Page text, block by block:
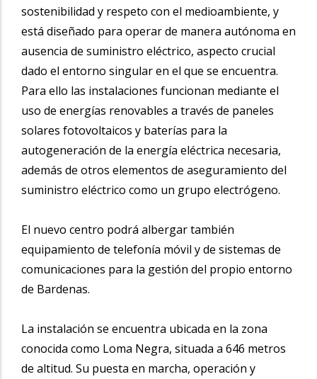
sostenibilidad y respeto con el medioambiente, y
está diseñado para operar de manera autónoma en
ausencia de suministro eléctrico, aspecto crucial
dado el entorno singular en el que se encuentra.
Para ello las instalaciones funcionan mediante el
uso de energías renovables a través de paneles
solares fotovoltaicos y baterías para la
autogeneración de la energía eléctrica necesaria,
además de otros elementos de aseguramiento del
suministro eléctrico como un grupo electrógeno.
El nuevo centro podrá albergar también
equipamiento de telefonía móvil y de sistemas de
comunicaciones para la gestión del propio entorno
de Bardenas.
La instalación se encuentra ubicada en la zona
conocida como Loma Negra, situada a 646 metros
de altitud. Su puesta en marcha, operación y